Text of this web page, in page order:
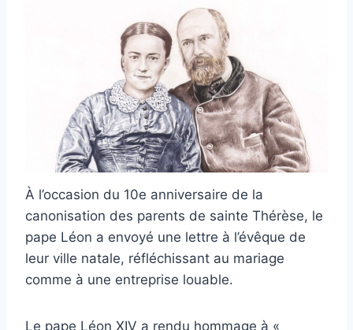
À l’occasion du 10e anniversaire de la
canonisation des parents de sainte Thérèse, le
pape Léon a envoyé une lettre à l’évêque de
leur ville natale, réfléchissant au mariage
comme à une entreprise louable.
Le pape Léon XIV a rendu hommage à «